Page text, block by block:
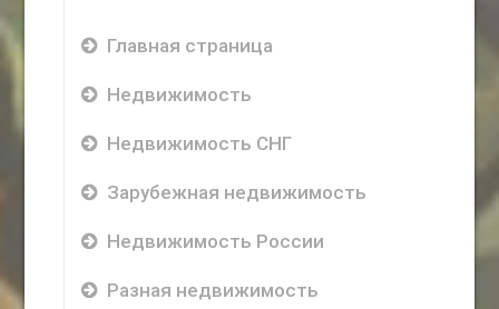
Главная страница
Недвижимость
Недвижимость СНГ
Зарубежная недвижимость
Недвижимость России
Разная недвижимость